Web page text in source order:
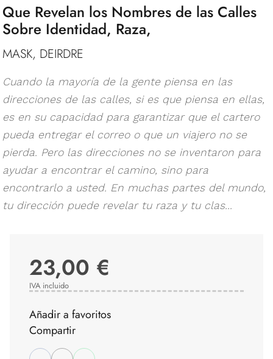
Que Revelan los Nombres de las Calles
Sobre Identidad, Raza,
MASK, DEIRDRE
Cuando la mayoría de la gente piensa en las
direcciones de las calles, si es que piensa en ellas,
es en su capacidad para garantizar que el cartero
pueda entregar el correo o que un viajero no se
pierda. Pero las direcciones no se inventaron para
ayudar a encontrar el camino, sino para
encontrarlo a usted. En muchas partes del mundo,
tu dirección puede revelar tu raza y tu clas...
23,00 €
IVA incluido
Añadir a favoritos
Compartir